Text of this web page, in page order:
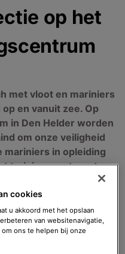
op het
met vloot en mariniers
en vanuit zee. Op
in Den Helder worden
om onze veiligheid
mariniers in opleiding
trainingscentrum te
voor warm
toe.
cookies
u akkoord met het opslaan
van websitenavigatie,
ons te helpen bij onze